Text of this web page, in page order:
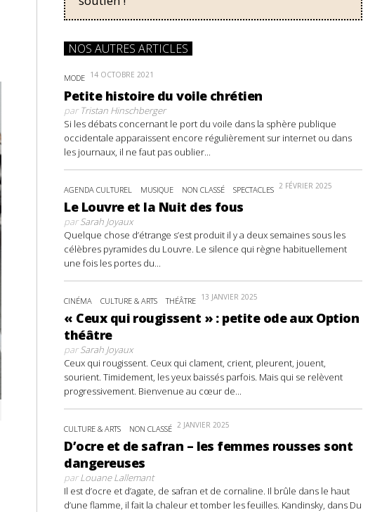
NOS AUTRES ARTICLES
MODE 14 OCTOBRE 2021
Petite histoire du voile chrétien
parTristan Hinschberger
Si les débats concernant le port du voile dans la sphère publique
occidentale apparaissent encore régulièrement sur internet ou dans
les journaux, il ne faut pas oublier...
AGENDA CULTUREL MUSIQUE NON CLASSÉ SPECTACLES 2 FÉVRIER 2025
Le Louvre et la Nuit des fous
parSarah Joyaux
Quelque chose d’étrange s’est produit il y a deux semaines sous les
célèbres pyramides du Louvre. Le silence qui règne habituellement
une fois les portes du...
CINÉMA CULTURE & ARTS THÉÂTRE 13 JANVIER 2025
« Ceux qui rougissent » : petite ode aux Option
théâtre
parSarah Joyaux
Ceux qui rougissent. Ceux qui clament, crient, pleurent, jouent,
sourient. Timidement, les yeux baissés parfois. Mais qui se relèvent
progressivement. Bienvenue au cœur de...
CULTURE & ARTS NON CLASSÉ 2 JANVIER 2025
D’ocre et de safran – les femmes rousses sont
dangereuses
parLouane Lallemant
Il est d’ocre et d’agate, de safran et de cornaline. Il brûle dans le haut
d’une flamme, il fait la chaleur et tomber les feuilles. Kandinsky, dans Du